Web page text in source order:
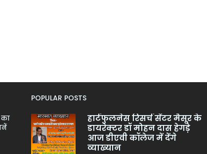
का
POPULAR POSTS
हार्टफुलनेस रिसर्च सेंटर मैसूर के
डायरेक्टर डॉ मोहन दास हेगड़े
आज डीएवी कॉलेज में देंगे
व्याख्यान